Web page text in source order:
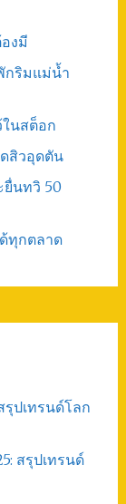
งมี
กริมแม่น้ำ
ในสต็อก
สิวอุดตัน
ยื่นทวิ 50
ทุกตลาด
รุปเทรนด์โลก
สรุปเทรนด์